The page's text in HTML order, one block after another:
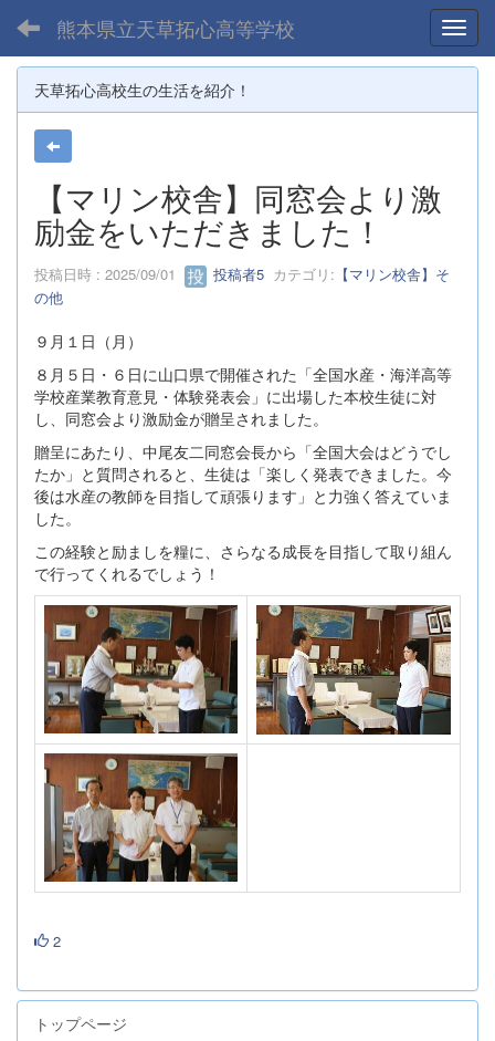
熊本県立天草拓心高等学校
天草拓心高校生の生活を紹介！
【マリン校舎】同窓会より激
励金をいただきました！
投稿日時 : 2025/09/01 投稿者5 カテゴリ: 【マリン校舎】そ
の他
９月１日（月）
８月５日・６日に山口県で開催された「全国水産・海洋高等
学校産業教育意見・体験発表会」に出場した本校生徒に対
し、同窓会より激励金が贈呈されました。
贈呈にあたり、中尾友二同窓会長から「全国大会はどうでし
たか」と質問されると、生徒は「楽しく発表できました。今
後は水産の教師を目指して頑張ります」と力強く答えていま
した。
この経験と励ましを糧に、さらなる成長を目指して取り組ん
で行ってくれるでしょう！
2
トップページ